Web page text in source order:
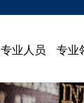
专业人员 专业